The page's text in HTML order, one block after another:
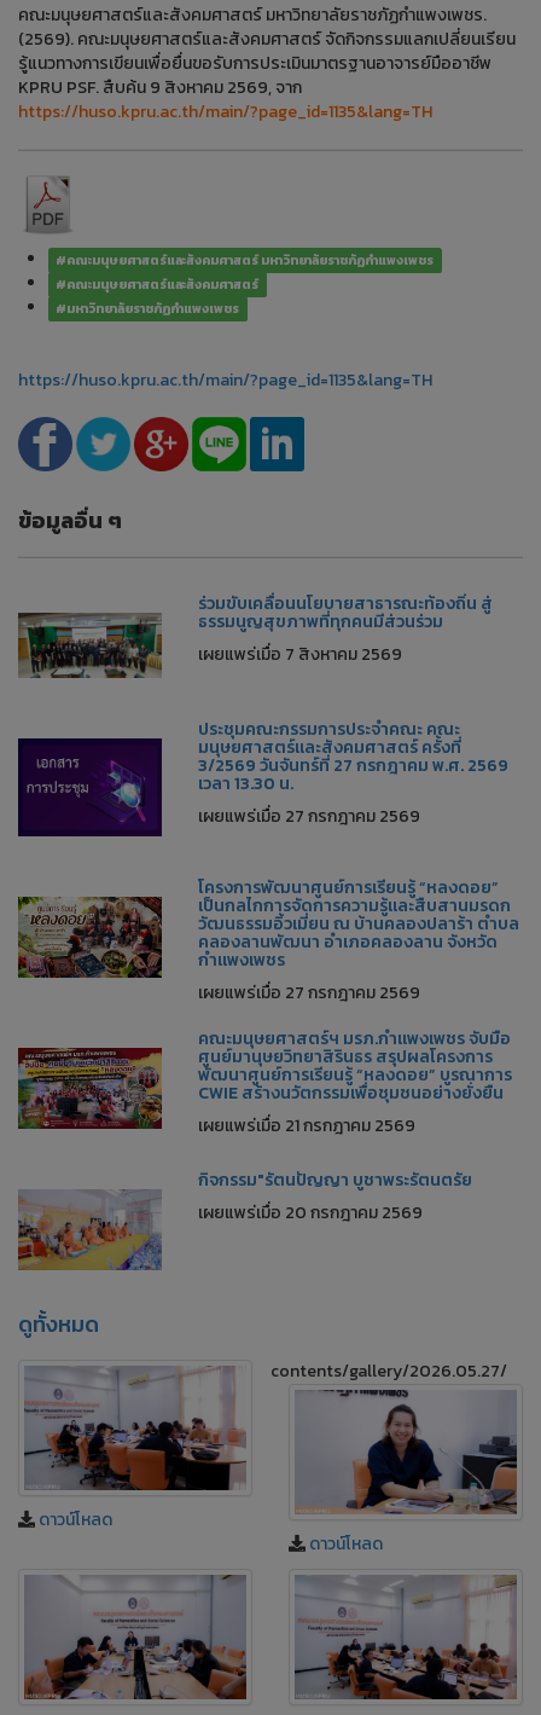
คณะมนุษยศาสตร์และสังคมศาสตร์ มหาวิทยาลัยราชภัฏกำแพงเพชร.
(2569). คณะมนุษยศาสตร์และสังคมศาสตร์ จัดกิจกรรมแลกเปลี่ยนเรียน
รู้แนวทางการเขียนเพื่อยื่นขอรับการประเมินมาตรฐานอาจารย์มืออาชีพ
KPRU PSF. สืบค้น 9 สิงหาคม 2569, จาก
https://huso.kpru.ac.th/main/?page_id=1135&lang=TH
#คณะมนุษยศาสตร์และสังคมศาสตร์ มหาวิทยาลัยราชภัฏกำแพงเพชร
#คณะมนุษยศาสตร์และสังคมศาสตร์
#มหาวิทยาลัยราชภัฏกำแพงเพชร
https://huso.kpru.ac.th/main/?page_id=1135&lang=TH
ข้อมูลอื่น ๆ
ร่วมขับเคลื่อนนโยบายสาธารณะท้องถิ่น สู่
ธรรมนูญสุขภาพที่ทุกคนมีส่วนร่วม
เผยแพร่เมื่อ 7 สิงหาคม 2569
ประชุมคณะกรรมการประจำคณะ คณะ
มนุษยศาสตร์และสังคมศาสตร์ ครั้งที่
3/2569 วันจันทร์ที่ 27 กรกฎาคม พ.ศ. 2569
เวลา 13.30 น.
เผยแพร่เมื่อ 27 กรกฎาคม 2569
โครงการพัฒนาศูนย์การเรียนรู้ “หลงดอย”
เป็นกลไกการจัดการความรู้และสืบสานมรดก
วัฒนธรรมอิ้วเมี่ยน ณ บ้านคลองปลาร้า ตำบล
คลองลานพัฒนา อำเภอคลองลาน จังหวัด
กำแพงเพชร
เผยแพร่เมื่อ 27 กรกฎาคม 2569
คณะมนุษยศาสตร์ฯ มรภ.กำแพงเพชร จับมือ
ศูนย์มานุษยวิทยาสิรินธร สรุปผลโครงการ
พัฒนาศูนย์การเรียนรู้ “หลงดอย” บูรณาการ
CWIE สร้างนวัตกรรมเพื่อชุมชนอย่างยั่งยืน
เผยแพร่เมื่อ 21 กรกฎาคม 2569
กิจกรรม"รัตนปัญญา บูชาพระรัตนตรัย
เผยแพร่เมื่อ 20 กรกฎาคม 2569
ดูทั้งหมด
contents/gallery/2026.05.27/
ดาวน์โหลด
ดาวน์โหลด